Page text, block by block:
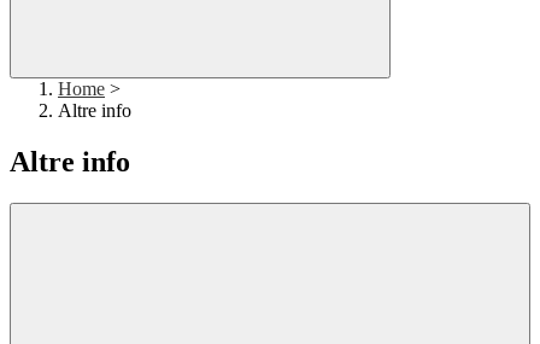
Home >
Altre info
Altre info